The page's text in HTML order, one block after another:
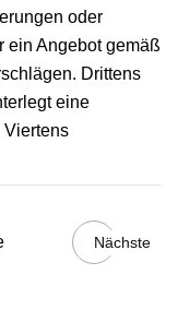
oder
ein Angebot gemäß
Drittens
eine
Viertens
Nächste